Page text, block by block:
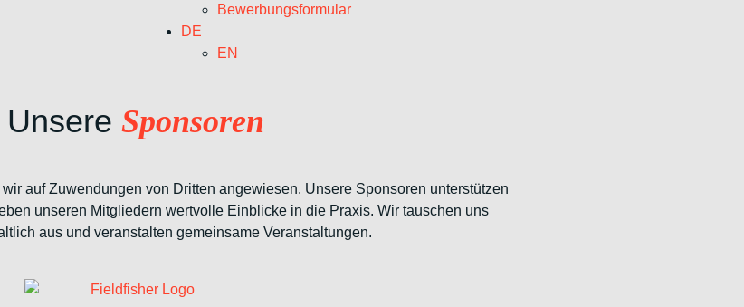
Bewerbungsformular
DE
EN
Unsere Sponsoren
auf Zuwendungen von Dritten angewiesen. Unsere Sponsoren unterstützen
unseren Mitgliedern wertvolle Einblicke in die Praxis. Wir tauschen uns
aus und veranstalten gemeinsame Veranstaltungen.